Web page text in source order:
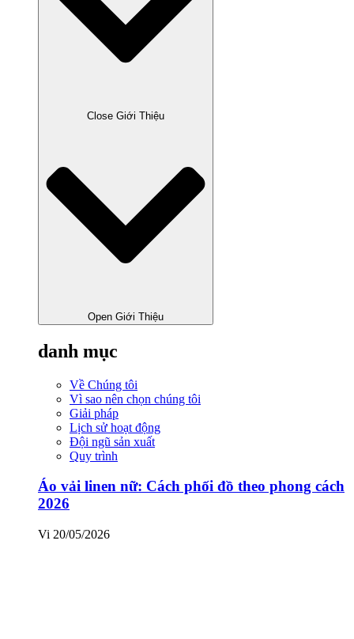
Close Giới Thiệu
Open Giới Thiệu
danh mục
Về Chúng tôi
Vì sao nên chọn chúng tôi
Giải pháp
Lịch sử hoạt động
Đội ngũ sản xuất
Quy trình
Áo vải linen nữ: Cách phối đồ theo phong cách
2026
Vi 20/05/2026